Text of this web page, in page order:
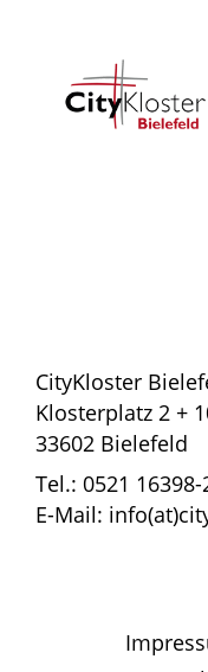
CityKloster
Klosterplatz 2 +
33602 Bielefeld
Tel.: 0521 16398-
E-Mail: